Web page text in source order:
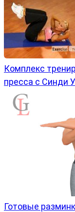
Комплекс
пресса с Синди
Готовые